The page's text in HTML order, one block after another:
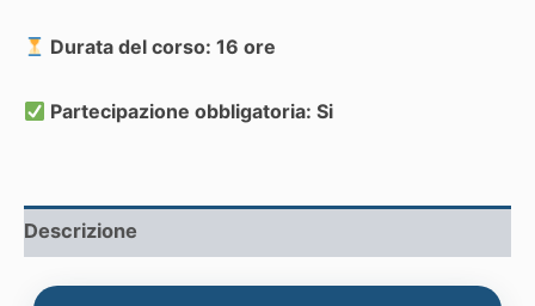
Durata del corso: 16 ore
Partecipazione obbligatoria: Si
Descrizione